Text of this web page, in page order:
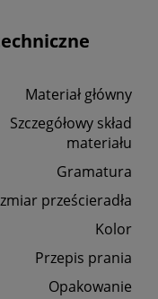
Materiał główny
Szczegółowy skład
materiału
Gramatura
prześcieradła
Kolor
Przepis prania
Opakowanie